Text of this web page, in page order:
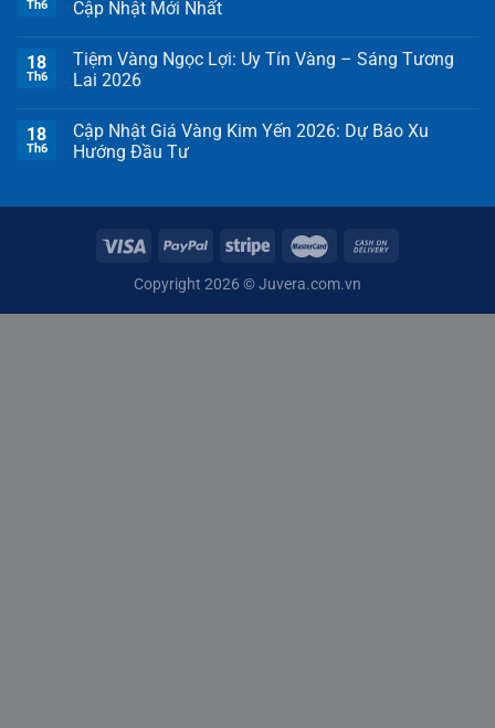
Th6
Cập Nhật Mới Nhất
18
Th6
Tiệm Vàng Ngọc Lợi: Uy Tín Vàng – Sáng Tương
Lai 2026
18
Th6
Cập Nhật Giá Vàng Kim Yến 2026: Dự Báo Xu
Hướng Đầu Tư
Copyright 2026 ©Juvera.com.vn